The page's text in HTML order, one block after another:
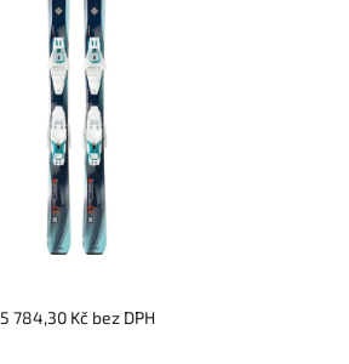
5 784,30 Kč bez DPH